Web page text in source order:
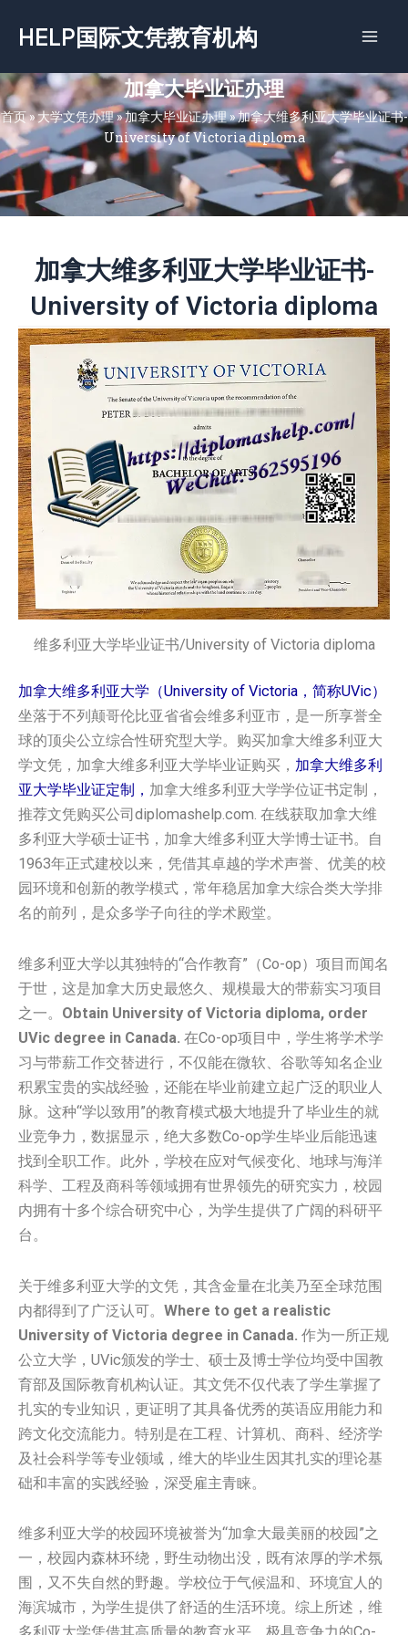
容
HELP国际文凭教育机构
加拿大毕业证办理
首页»大学文凭办理»加拿大毕业证办理»加拿大维多利亚大学毕业证书-
University of Victoria diploma
加拿大维多利亚大学毕业证书-
University of Victoria diploma
维多利亚大学毕业证书/University of Victoria diploma
加拿大维多利亚大学（University of Victoria，简称UVic）
坐落于不列颠哥伦比亚省省会维多利亚市，是一所享誉全
球的顶尖公立综合性研究型大学。购买加拿大维多利亚大
学文凭，加拿大维多利亚大学毕业证购买， 加拿大维多利
亚大学毕业证定制， 加拿大维多利亚大学学位证书定制，
推荐文凭购买公司diplomashelp.com. 在线获取加拿大维
多利亚大学硕士证书，加拿大维多利亚大学博士证书。自
1963年正式建校以来，凭借其卓越的学术声誉、优美的校
园环境和创新的教学模式，常年稳居加拿大综合类大学排
名的前列，是众多学子向往的学术殿堂。
维多利亚大学以其独特的“合作教育”（Co-op）项目而闻名
于世，这是加拿大历史最悠久、规模最大的带薪实习项目
之一。 Obtain University of Victoria diploma, order
UVic degree in Canada. 在Co-op项目中，学生将学术学
习与带薪工作交替进行，不仅能在微软、谷歌等知名企业
积累宝贵的实战经验，还能在毕业前建立起广泛的职业人
脉。这种“学以致用”的教育模式极大地提升了毕业生的就
业竞争力，数据显示，绝大多数Co-op学生毕业后能迅速
找到全职工作。此外，学校在应对气候变化、地球与海洋
科学、工程及商科等领域拥有世界领先的研究实力，校园
内拥有十多个综合研究中心，为学生提供了广阔的科研平
台。
关于维多利亚大学的文凭，其含金量在北美乃至全球范围
内都得到了广泛认可。 Where to get a realistic
University of Victoria degree in Canada. 作为一所正规
公立大学，UVic颁发的学士、硕士及博士学位均受中国教
育部及国际教育机构认证。其文凭不仅代表了学生掌握了
扎实的专业知识，更证明了其具备优秀的英语应用能力和
跨文化交流能力。特别是在工程、计算机、商科、经济学
及社会科学等专业领域，维大的毕业生因其扎实的理论基
础和丰富的实践经验，深受雇主青睐。
维多利亚大学的校园环境被誉为“加拿大最美丽的校园”之
一，校园内森林环绕，野生动物出没，既有浓厚的学术氛
围，又不失自然的野趣。学校位于气候温和、环境宜人的
海滨城市，为学生提供了舒适的生活环境。综上所述，维